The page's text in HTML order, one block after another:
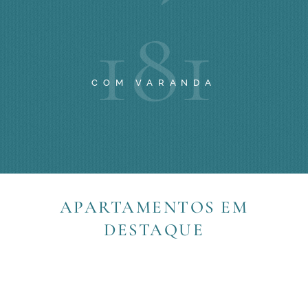
181
COM VARANDA
APARTAMENTOS EM
DESTAQUE